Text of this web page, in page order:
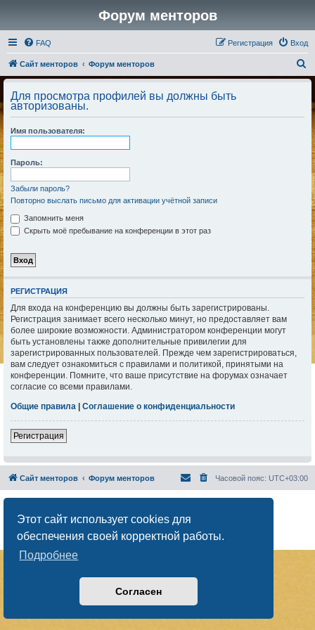
Этот сайт использует cookies для
обеспечения своей корректной работы.
Подробнее
Согласен
Форум менторов
FAQ Вход
Регистрация
Сайт менторов Форум менторов
о
Для просмотра профилей вы должны быть
авторизованы.
Имя пользователя:
Пароль:
Забыли пароль?
Повторно выслать письмо для активации учётной записи
Запомнить меня
Скрыть моё пребывание на конференции в этот раз
РЕГИСТРАЦИЯ
Для входа на конференцию вы должны быть зарегистрированы.
Регистрация занимает всего несколько минут, но предоставляет вам
более широкие возможности. Администратором конференции могут
быть установлены также дополнительные привилегии для
зарегистрированных пользователей. Прежде чем зарегистрироваться,
вам следует ознакомиться с правилами и политикой, принятыми на
конференции. Помните, что ваше присутствие на форумах означает
согласие со всеми правилами.
Общие правила | Соглашение о конфиденциальности
Регистрация
Сайт менторов Форум менторов Часовой пояс: UTC+03:00
Русская поддержка phpBB